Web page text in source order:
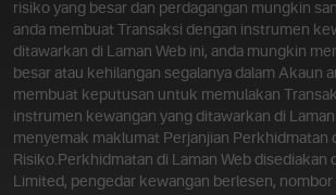
risiko yang besar dan perdagangan mungkin
anda membuat Transaksi dengan instrumen
ditawarkan di Laman Web ini, anda mungkin
besar atau kehilangan segalanya dalam Akaun
membuat keputusan untuk memulakan
instrumen kewangan yang ditawarkan di
menyemak maklumat Perjanjian Perkhidmatan
Risiko. Perkhidmatan di Laman Web disediakan
Limited, pengedar kewangan berlesen, nombor